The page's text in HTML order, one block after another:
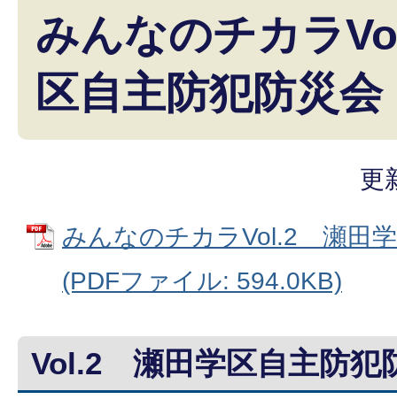
みんなのチカラ
区自主防犯防災会
更
みんなのチカラVol.2 瀬田
(PDFファイル: 594.0KB)
Vol.2 瀬田学区自主防犯